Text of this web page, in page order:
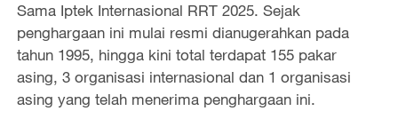
Sama Iptek Internasional RRT 2025. Sejak
penghargaan ini mulai resmi dianugerahkan pada
tahun 1995, hingga kini total terdapat 155 pakar
asing, 3 organisasi internasional dan 1 organisasi
asing yang telah menerima penghargaan ini.